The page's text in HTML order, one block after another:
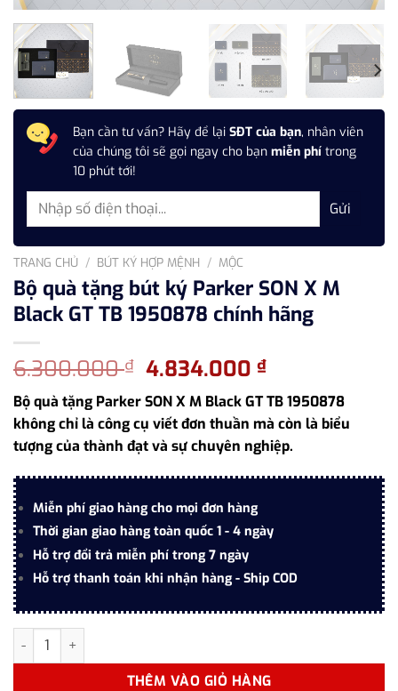
Bạn cần tư vấn? Hãy để lại SĐT của bạn, nhân viên
của chúng tôi sẽ gọi ngay cho bạn miễn phí trong
10 phút tới!
TRANG CHỦ / BÚT KÝ HỢP MỆNH / MỘC
Bộ quà tặng bút ký Parker SON X M
Black GT TB 1950878 chính hãng
6.300.000₫ Giá
gốc
là:
6.300.000 ₫.
4.834.000₫Giá
hiện
tại
là:
4.834.000 ₫.
Bộ quà tặng Parker SON X M Black GT TB 1950878
không chỉ là công cụ viết đơn thuần mà còn là biểu
tượng của thành đạt và sự chuyên nghiệp.
Miễn phí giao hàng cho mọi đơn hàng
Thời gian giao hàng toàn quốc 1 - 4 ngày
Hỗ trợ đổi trả miễn phí trong 7 ngày
Hỗ trợ thanh toán khi nhận hàng - Ship COD
Bộ quà tặng bút ký Parker SON X M Black GT TB 1950878
THÊM VÀO GIỎ HÀNG